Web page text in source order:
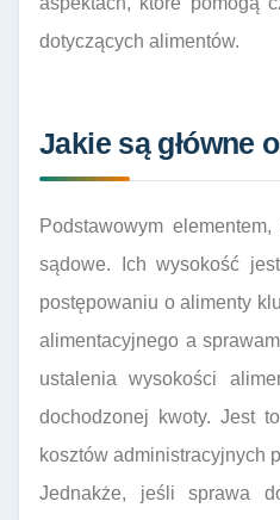
dotyczących alimentów.
Jakie są główne
Podstawowym
sądowe. Ich wysokość
postępowaniu o alimenty
alimentacyjnego a
ustalenia wysokości
dochodzonej kwoty. Jest
kosztów administracyjnych
Jednakże, jeśli sprawa